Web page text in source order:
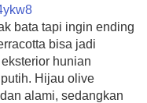
bata tapi ingin ending
bisa jadi
hunian
Hijau olive
alami, sedangkan